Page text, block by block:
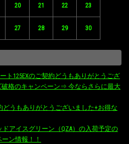
20 21 22 23
27 28 29 30
ト125EXのご契約どうもありがとうござ
破格のキャンペーン⇒ 今ならさらに最大
どうもありがとうございました+お得な
ドアイスグリーン（QZA）の入荷予定の
ン情報！！